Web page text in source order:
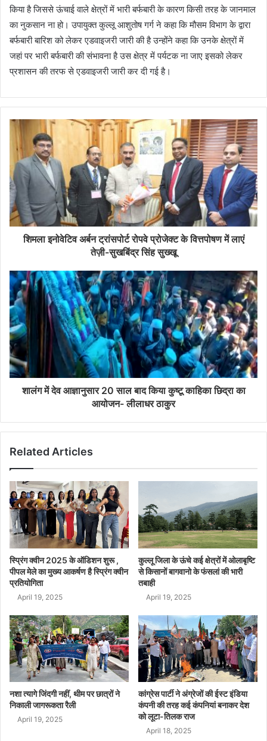
किया है जिससे ऊंचाई वाले क्षेत्रों में भारी बर्फबारी के कारण किसी तरह के जानमाल
का नुकसान ना हो। उपायुक्त कुल्लू आशुतोष गर्ग ने कहा कि मौसम विभाग के द्वारा
बर्फबारी बारिश को लेकर एडवाइजरी जारी की है उन्होंने कहा कि उनके क्षेत्रों में
जहां पर भारी बर्फबारी की संभावना है उस क्षेत्र में पर्यटक ना जाए इसको लेकर
प्रशासन की तरफ से एडवाइजरी जारी कर दी गई है।
शिमला इनोवेटिव अर्बन ट्रांसपोर्ट रोपवे प्रोजेक्ट के वित्तपोषण में लाएं
तेज़ी-सुखबिंद्र सिंह सुख्खू
शालंग में देव आज्ञानुसार 20 साल बाद किया कुष्टू काहिका छिद्रा का
आयोजन- लीलाधर ठाकुर
Related Articles
स्प्रिंग क्वीन 2025 के ऑडिशन शुरू ,
पीपल मेले का मुख्य आकर्षण है स्प्रिंग क्वीन
प्रतियोगिता
April 19, 2025
कुल्लू जिला के ऊंचे कई क्षेत्रों में ओलाबृष्टि
से किसानों बागवानो के फंसलां की भारी
तबाही
April 19, 2025
नशा त्यागे जिंदगी नहीं, थीम पर छात्रों ने
निकाली जागरूकता रैली
April 19, 2025
कांग्रेस पार्टी ने अंग्रेजों की ईस्ट इंडिया
कंपनी की तरह कई कंपनियां बनाकर देश
को लूटा-तिलक राज
April 18, 2025